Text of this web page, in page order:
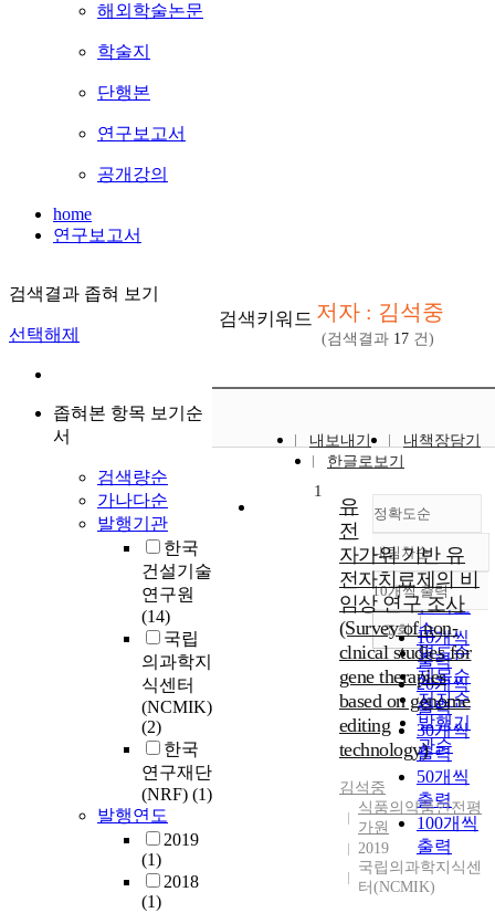
해외학술논문
학술지
단행본
연구보고서
공개강의
home
연구보고서
검색결과 좁혀 보기
선택해제
좁혀본 항목 보기순
서
검색량순
가나다순
발행기관
한국
건설기술
연구원
(14)
국립
의과학지
식센터
(NCMIK)
(2)
한국
연구재단
(NRF) (1)
발행연도
2019
(1)
2018
(1)
검색키워드 저자 : 김석중
(검색결과 17 건)
내보내기
내책장담기
한글로보기
정확도순
정확도
순
인기도
순
연도순
제목순
저자순
발행기
관순
내림차순
내림차순
10개씩 출력
10개씩
출력
20개씩
출력
30개씩
출력
50개씩
출력
100개씩
출력
조회
1
유
전
자가위 기반 유
전자치료제의 비
임상 연구 조사
(Survey of non-
clnical studies for
gene therapies
based on genome
editing
technology)
김석중
식품의약품안전평
가원
2019
국립의과학지식센
터(NCMIK)